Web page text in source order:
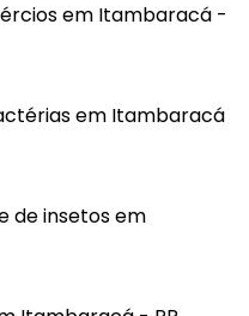
em Itambaracá -
em Itambaracá
de insetos em